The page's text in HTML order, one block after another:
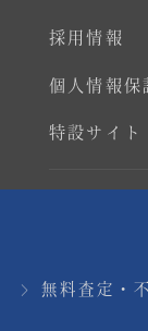
採用情報
個人情報保
特設サイト
無料査定・